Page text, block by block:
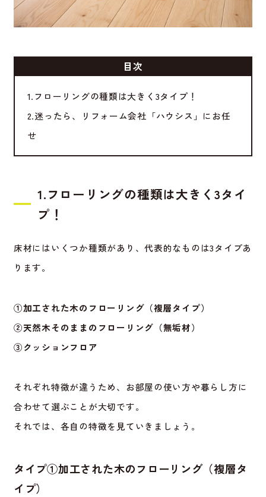
目次
1.フローリングの種類は大きく3タイプ！
2.迷ったら、リフォーム会社「ハウシス」にお任
せ
1.フローリングの種類は大きく3タイ
プ！
床材にはいくつか種類があり、代表的なものは3タイプあ
ります。
①加工された木のフローリング（複層タイプ）
②天然木そのままのフローリング（無垢材）
③クッションフロア
それぞれ特徴が違うため、お部屋の使い方や暮らし方に
合わせて選ぶことが大切です。
それでは、各自の特徴を見ていきましょう。
タイプ①加工された木のフローリング（複層タ
イプ）